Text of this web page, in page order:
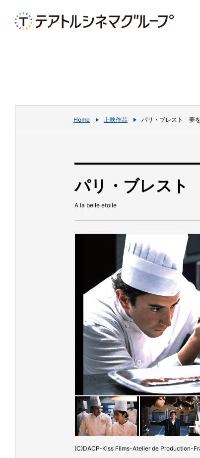
Home 上映作品 パリ・ブレスト 夢
パリ・ブレスト
A la belle etoile
(C)DACP-Kiss Films-Atelier de Production-